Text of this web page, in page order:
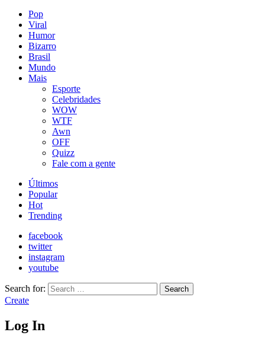
Pop
Viral
Humor
Bizarro
Brasil
Mundo
Mais
Esporte
Celebridades
WOW
WTF
Awn
OFF
Quizz
Fale com a gente
Últimos
Popular
Hot
Trending
facebook
twitter
instagram
youtube
Search for: Search
Create
Log In